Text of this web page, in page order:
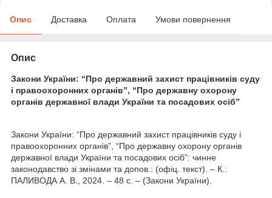
Опис Доставка Оплата Умови повернення
Опис
Закони України: “Про державний захист працівників суду
і правоохоронних органів”, “Про державну охорону
органів державної влади України та посадових осіб”
Закони України: “Про державний захист працівників суду і
правоохоронних органів”, “Про державну охорону органів
державної влади України та посадових осіб”: чинне
законодавство зі змінами та допов.: (офіц. текст). – К.:
ПАЛИВОДА А. В., 2024. – 48 с. – (Закони України).